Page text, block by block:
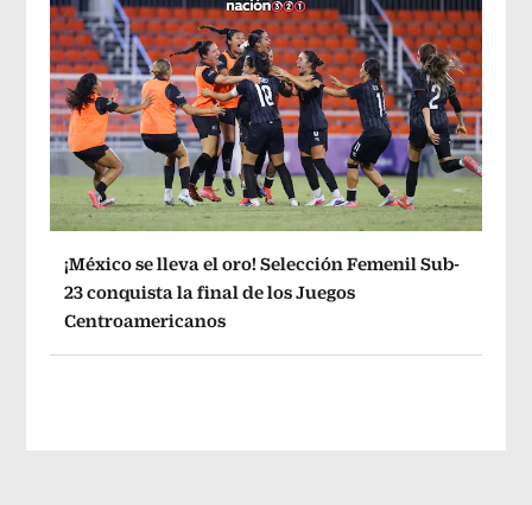
¡México se lleva el oro! Selección Femenil Sub-
23 conquista la final de los Juegos
Centroamericanos